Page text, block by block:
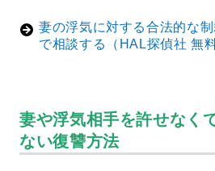
妻の浮気に対する合法的な
で相談する（HAL探偵社 無
妻や浮気相手を許せなく
ない復讐方法